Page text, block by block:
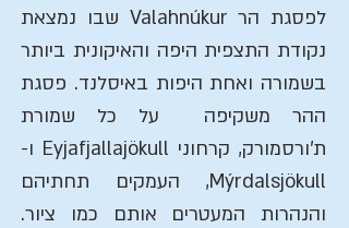
לפסגת הר Valahnúkur שבו נמצאת
נקודת התצפית היפה והאיקונית ביותר
בשמורה ואחת היפות באיסלנד. פסגת
ההר משקיפה על כל שמורת
ת'ורסמורק, קרחוני Eyjafjallajökull ו-
Mýrdalsjökull, העמקים תחתיהם
והנהרות המעטרים אותם כמו ציור.